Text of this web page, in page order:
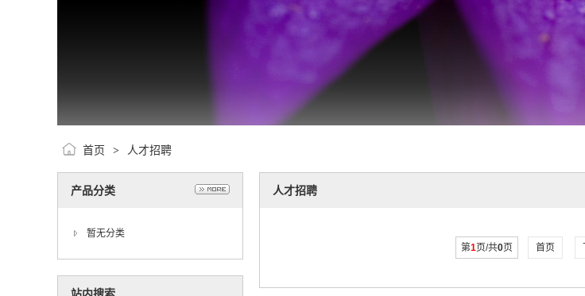
首页 > 人才招聘
产品分类
暂无分类
人才招聘
第1页/共0页 首页